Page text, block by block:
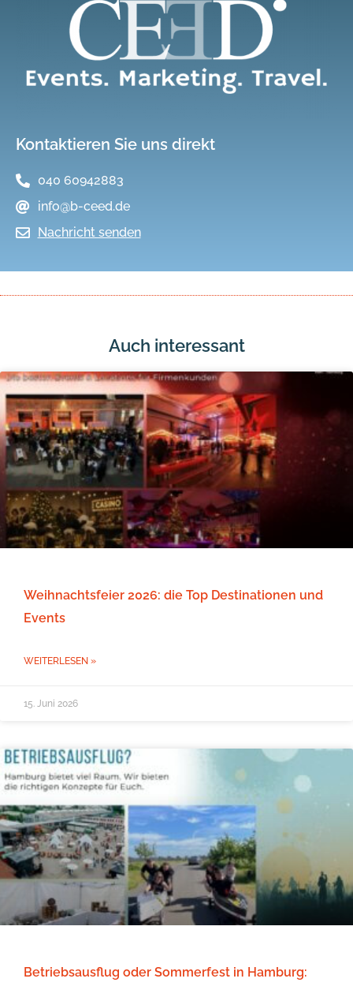
Kontaktieren Sie uns direkt
040 60942883
info@b-ceed.de
Nachricht senden
Auch interessant
Weihnachtsfeier 2026: die Top Destinationen und
Events
WEITERLESEN »
15. Juni 2026
Betriebsausflug oder Sommerfest in Hamburg: